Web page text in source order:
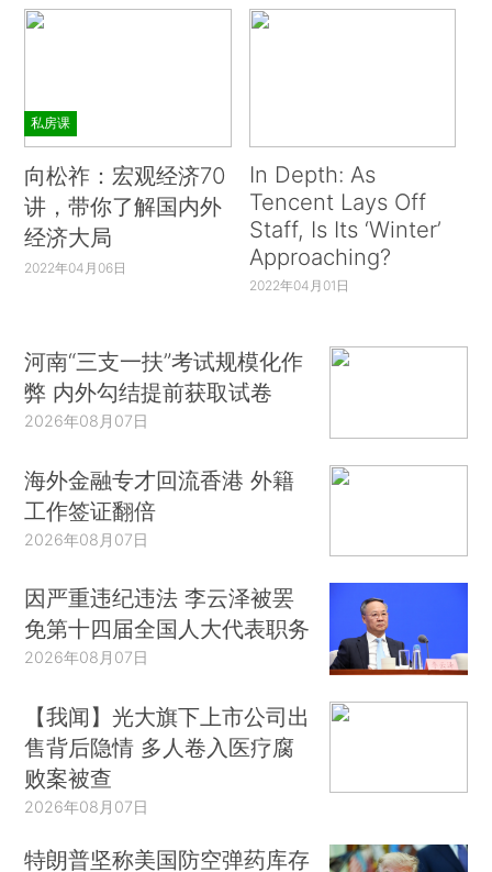
私房课
向松祚：宏观经济70
讲，带你了解国内外
经济大局
2022年04月06日
In Depth: As
Tencent Lays Off
Staff, Is Its ‘Winter’
Approaching?
2022年04月01日
河南“三支一扶”考试规模化作
弊 内外勾结提前获取试卷
2026年08月07日
海外金融专才回流香港 外籍
工作签证翻倍
2026年08月07日
因严重违纪违法 李云泽被罢
免第十四届全国人大代表职务
2026年08月07日
【我闻】光大旗下上市公司出
售背后隐情 多人卷入医疗腐
败案被查
2026年08月07日
特朗普坚称美国防空弹药库存